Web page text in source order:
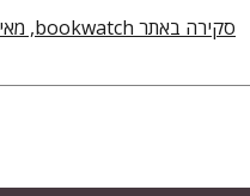
סקירה באתר bookwatch, מאי 2011